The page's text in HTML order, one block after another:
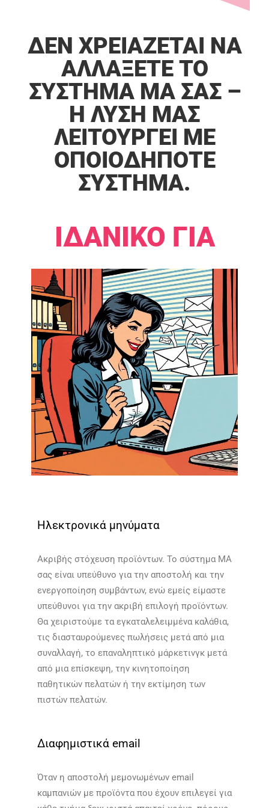
ΔΕΝ ΧΡΕΙΆΖΕΤΑΙ ΝΑ
ΑΛΛΆΞΕΤΕ ΤΟ
ΣΎΣΤΗΜΑ MA ΣΑΣ –
Η ΛΎΣΗ ΜΑΣ
ΛΕΙΤΟΥΡΓΕΊ ΜΕ
ΟΠΟΙΟΔΉΠΟΤΕ
ΣΎΣΤΗΜΑ.​​
ΙΔΑΝΙΚΌ ΓΙΑ​​
Ηλεκτρονικά μηνύματα
Ακριβής στόχευση προϊόντων. Το σύστημα MA
σας είναι υπεύθυνο για την αποστολή και την
ενεργοποίηση συμβάντων, ενώ εμείς είμαστε
υπεύθυνοι για την ακριβή επιλογή προϊόντων.
Θα χειριστούμε τα εγκαταλελειμμένα καλάθια,
τις διασταυρούμενες πωλήσεις μετά από μια
συναλλαγή, το επαναληπτικό μάρκετινγκ μετά
από μια επίσκεψη, την κινητοποίηση
παθητικών πελατών ή την εκτίμηση των
πιστών πελατών.​​
Διαφημιστικά email
Όταν η αποστολή μεμονωμένων email
καμπανιών με προϊόντα που έχουν επιλεγεί για